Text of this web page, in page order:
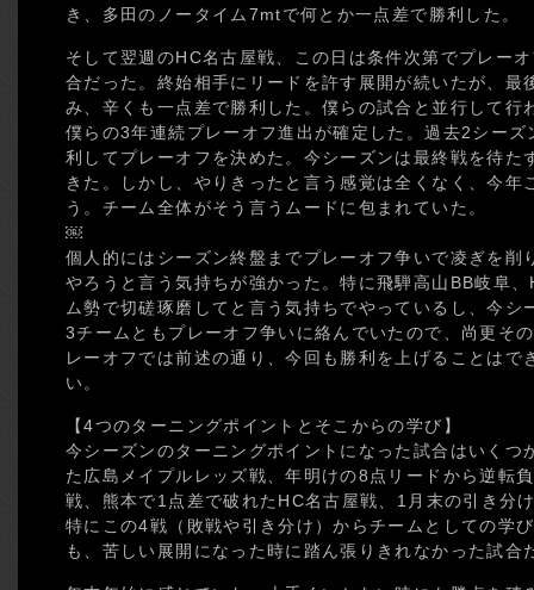
き、多田のノータイム7mtで何とか一点差で勝利した。
そして翌週のHC名古屋戦、この日は条件次第でプレー
合だった。終始相手にリードを許す展開が続いたが、最
み、辛くも一点差で勝利した。僕らの試合と並行して行
僕らの3年連続プレーオフ進出が確定した。過去2シー
利してプレーオフを決めた。今シーズンは最終戦を待た
きた。しかし、やりきったと言う感覚は全くなく、今年
う。チーム全体がそう言うムードに包まれていた。
￼
個人的にはシーズン終盤までプレーオフ争いで凌ぎを削
やろうと言う気持ちが強かった。特に飛騨高山BB岐阜
ム勢で切磋琢磨してと言う気持ちでやっているし、今シ
3チームともプレーオフ争いに絡んでいたので、尚更そ
レーオフでは前述の通り、今回も勝利を上げることはで
い。
【4つのターニングポイントとそこからの学び】
今シーズンのターニングポイントになった試合はいくつ
た広島メイプルレッズ戦、年明けの8点リードから逆転
戦、熊本で1点差で破れたHC名古屋戦、1月末の引き分
特にこの4戦（敗戦や引き分け）からチームとしての学
も、苦しい展開になった時に踏ん張りきれなかった試合